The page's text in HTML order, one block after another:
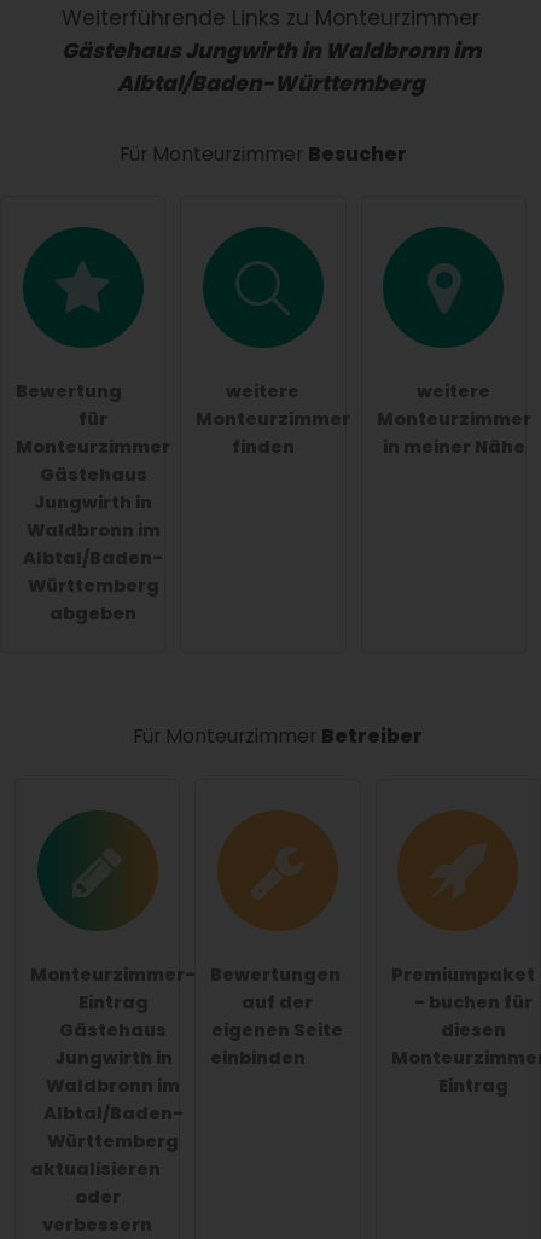
E-Mail-Adresse (wird nicht veröffentlicht)
Hiermit akzeptiere ich die AGB
Die Datenschutzerklärunghabe ich zur Kenntnis
genommen.
Hinweis: Bitte beachten Sie, öffentliche Fragen sind
für alle Besucher sichtbar.
Klicken Sie hier um eine
Monteurzimmer-Eintrag zu stellen
Weiterführende Links zu Monteurzimmer
Gästehaus Jungwirth in Waldbronn im
Albtal/Baden-Württemberg
Für Monteurzimmer Besucher
Bewertung
für
Monteurzimmer
Gästehaus
Jungwirth in
Waldbronn im
Albtal/Baden-
Württemberg
abgeben
weitere
Monteurzimmer
finden
weitere
Monteurzimmer
in meiner Nähe
Für Monteurzimmer Betreiber
Monteurzimmer-
Eintrag
Gästehaus
Jungwirth in
Waldbronn im
Albtal/Baden-
Württemberg
aktualisieren
oder
verbessern
Bewertungen
auf der
eigenen Seite
einbinden
Premiumpaket
- buchen für
diesen
Eintrag